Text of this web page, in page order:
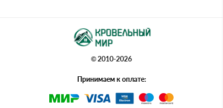
© 2010-2026
Принимаем к оплате: